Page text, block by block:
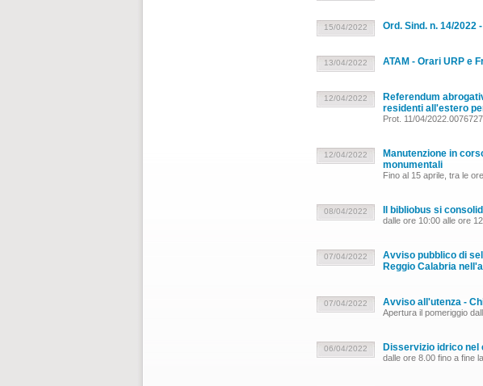
15/04/2022 Ord. Sind. n. 14/
13/04/2022 ATAM - Orari URP e
12/04/2022
Referendum
residenti all'estero
Prot. 11/04/
12/04/2022
Manutenzione in
monumentali
Fino al 15 aprile, tra le
08/04/2022 Il bibliobus si
dalle ore 10:00 alle ore
07/04/2022
Avviso pubblico di
Reggio Calabria
07/04/2022 Avviso all'utenza -
Apertura il pomeriggio
06/04/2022 Disservizio idrico nel
dalle ore 8.00 fino a fine